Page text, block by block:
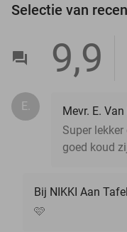
Selectie van
9,9
E.
Mevr. E.
Super
goed koud
Bij NIKKI Aan Tafel
🩷